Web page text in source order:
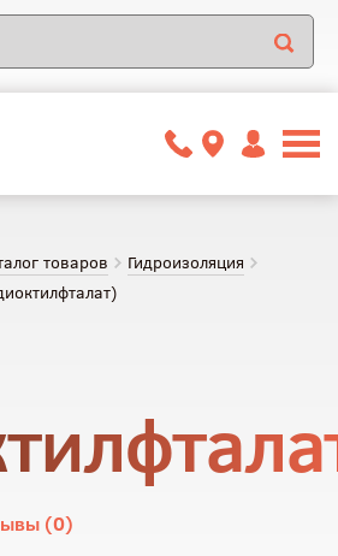
товаров
Гидроизоляция
(0)